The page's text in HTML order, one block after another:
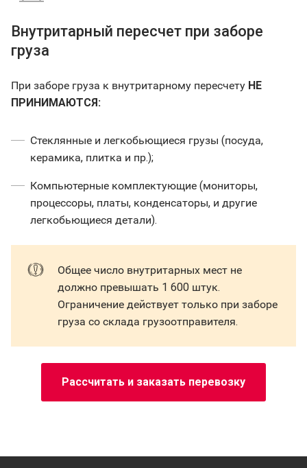
Внутритарный пересчет при заборе
груза
При заборе груза к внутритарному пересчету НЕ
ПРИНИМАЮТСЯ:
Стеклянные и легкобьющиеся грузы (посуда,
керамика, плитка и пр.);
Компьютерные комплектующие (мониторы,
процессоры, платы, конденсаторы, и другие
легкобьющиеся детали).
Общее число внутритарных мест не
должно превышать 1 600 штук.
Ограничение действует только при заборе
груза со склада грузоотправителя.
Рассчитать и заказать перевозку